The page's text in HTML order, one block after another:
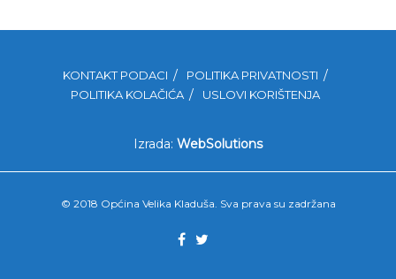
KONTAKT PODACI
POLITIKA PRIVATNOSTI
POLITIKA KOLAČIĆA
USLOVI KORIŠTENJA
Izrada: WebSolutions
© 2018 Općina Velika Kladuša. Sva prava su zadržana